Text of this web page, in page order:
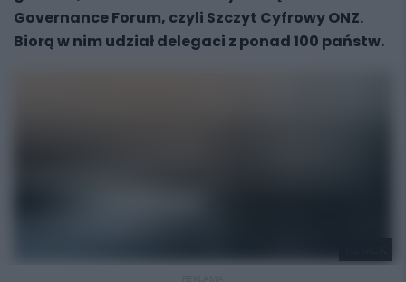
Governance Forum, czyli Szczyt Cyfrowy ONZ.
Biorą w nim udział delegaci z ponad 100 państw.